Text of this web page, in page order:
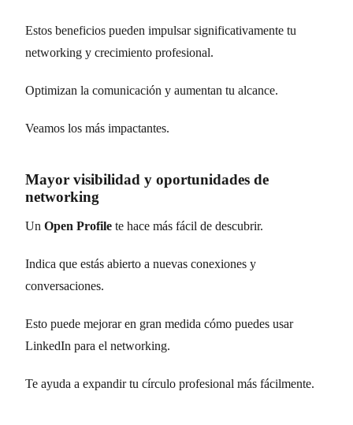
Estos beneficios pueden impulsar significativamente tu
networking y crecimiento profesional.
Optimizan la comunicación y aumentan tu alcance.
Veamos los más impactantes.
Mayor visibilidad y oportunidades de
networking
Un Open Profile te hace más fácil de descubrir.
Indica que estás abierto a nuevas conexiones y
conversaciones.
Esto puede mejorar en gran medida cómo puedes usar
LinkedIn para el networking.
Te ayuda a expandir tu círculo profesional más fácilmente.